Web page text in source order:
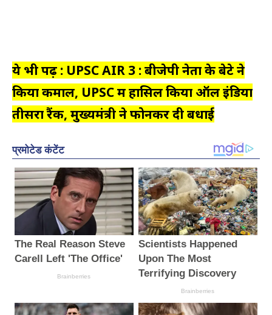
ये भी पढ़ें : UPSC AIR 3 : बीजेपी नेता के बेटे ने
किया कमाल, UPSC में हासिल किया ऑल इंडिया
तीसरा रैंक, मुख्यमंत्री ने फोनकर दी बधाई